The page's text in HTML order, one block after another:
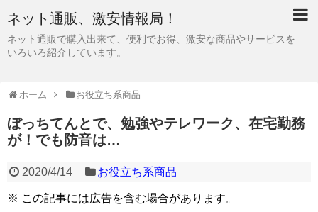
ネット通販、激安情報局！
ネット通販で購入出来て、便利でお得、激安な商品やサービスを
いろいろ紹介しています。
ホーム お役立ち系商品
ぼっちてんとで、勉強やテレワーク、在宅勤務
が！でも防音は…
2020/4/14 お役立ち系商品
※ この記事には広告を含む場合があります。